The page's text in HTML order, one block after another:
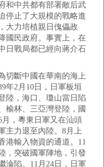
和中共都有部署敵后武
停止了大規模的戰略進
大力培植親日傀儡政
國民政府。事實上，在
日戰局都已經向蔣介石
切斷中國在華南的海上
年2月10日，日軍板垣
陸，海口、瓊山當日陷
榆林、三亞灣登陸，國
，粵東日軍又在汕頭
主力退至內陸。8月上
港輸入物資的通道。11
，突破國軍陣地，引發
淪陷。11月24日，日軍